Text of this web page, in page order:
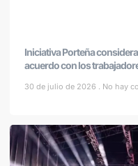
Iniciativa Porteña
acuerdo con los
30 de julio de 2026 No hay